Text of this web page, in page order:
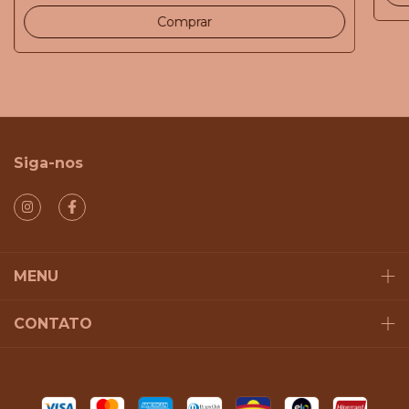
Siga-nos
MENU
CONTATO